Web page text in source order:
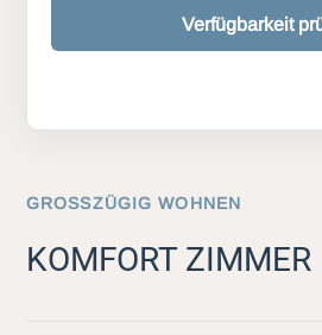
Verfügbarkeit
GROSSZÜGIG WOHNEN
KOMFORT ZIMMER